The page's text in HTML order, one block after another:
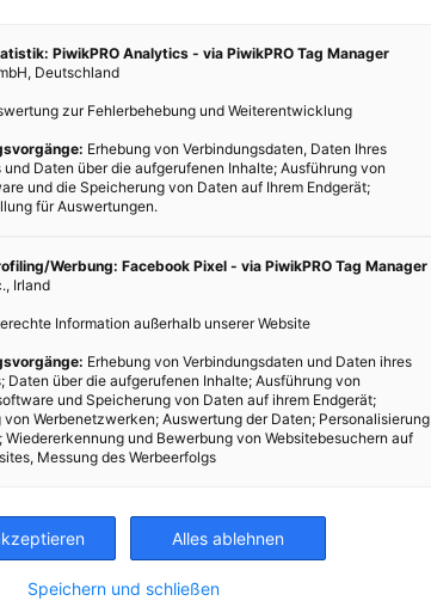
PiwikPRO Analytics - via PiwikPRO Tag Manager
Deutschland
zur Fehlerbehebung und Weiterentwicklung
Erhebung von Verbindungsdaten, Daten Ihres
und Daten über die aufgerufenen Inhalte; Ausführung von
und die Speicherung von Daten auf Ihrem Endgerät;
für Auswertungen.
Werbung: Facebook Pixel - via PiwikPRO Tag Manager
Irland
Information außerhalb unserer Website
Erhebung von Verbindungsdaten und Daten ihres
Daten über die aufgerufenen Inhalte; Ausführung von
und Speicherung von Daten auf ihrem Endgerät;
Werbenetzwerken; Auswertung der Daten; Personalisierung
Wiedererkennung und Bewerbung von Websitebesuchern auf
Messung des Werbeerfolgs
Alles ablehnen
Speichern und schließen